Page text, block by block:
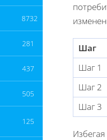
8732
281
437
505
125
Шаг
Шаг 1
Шаг 2
Шаг 3